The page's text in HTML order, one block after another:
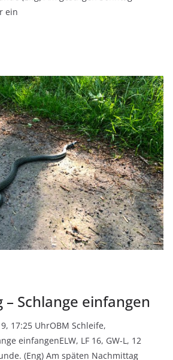
ein
Schlange einfangen
17:25 UhrOBM Schleife,
einfangenELW, LF 16, GW-L, 12
(Eng) Am späten Nachmittag